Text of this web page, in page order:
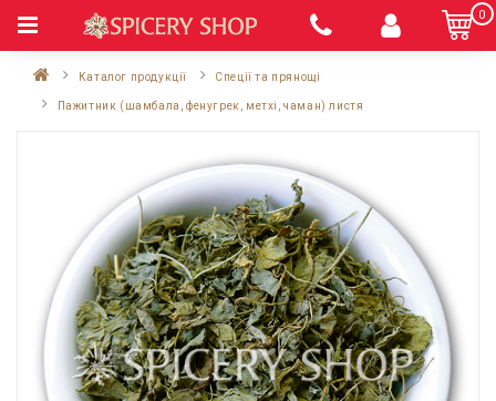
0
Каталог продукції Спеції та прянощі
Пажитник (шамбала, фенугрек, метхі, чаман) листя